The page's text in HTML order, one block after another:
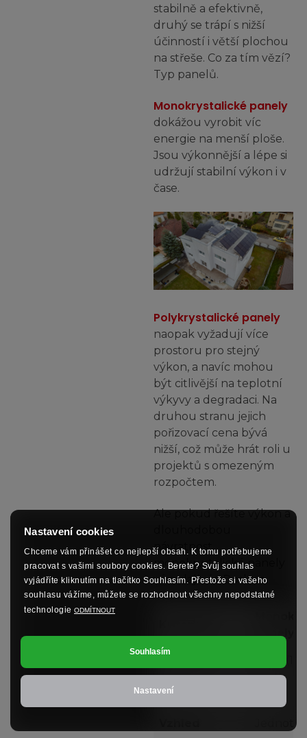
Nastavení cookies
Chceme vám přinášet co nejlepší obsah. K tomu potřebujeme
pracovat s vašimi soubory cookies. Berete? Svůj souhlas
vyjádříte kliknutím na tlačítko Souhlasím. Přestože si vašeho
souhlasu vážíme, můžete se rozhodnout všechny nepodstatné
technologie ODMÍTNOUT
Souhlasím
Nastavení
stabilně a efektivně,
druhý se trápí s nižší
účinností i větší plochou
na střeše. Co za tím vězí?
Typ panelů.
Monokrystalické panely
dokážou vyrobit víc
energie na menší ploše.
Jsou výkonnější a lépe si
udržují stabilní výkon i v
čase.
Polykrystalické panely
naopak vyžadují více
prostoru pro stejný
výkon, a navíc mohou
být citlivější na teplotní
výkyvy a degradaci. Na
druhou stranu jejich
pořizovací cena bývá
nižší, což může hrát roli u
projektů s omezeným
rozpočtem.
Ale pokud řešíte výkon a
návratnost,
monokrystalické panely
vám dají víc. Doslova.
panely
Vyšší
Cena